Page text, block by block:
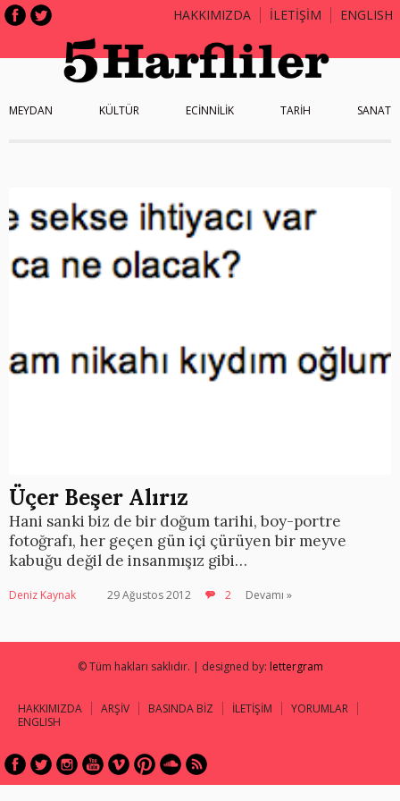
HAKKIMIZDA İLETİŞİM ENGLISH
MEYDAN KÜLTÜR ECİNNİLİK TARİH SANAT
Üçer Beşer Alırız
Hani sanki biz de bir doğum tarihi, boy-portre
fotoğrafı, her geçen gün içi çürüyen bir meyve
kabuğu değil de insanmışız gibi…
Deniz Kaynak 29 Ağustos 2012 2 Devamı »
© Tüm hakları saklıdır. | designed by: lettergram
HAKKIMIZDA ARŞİV BASINDA BİZ İLETİŞİM
YORUMLAR
ENGLISH